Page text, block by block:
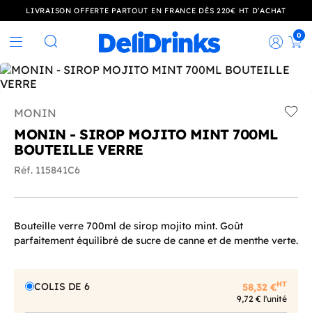
LIVRAISON OFFERTE PARTOUT EN FRANCE DÈS 220€ HT D’ACHAT
Rechercher
0
MONIN
MONIN - SIROP MOJITO MINT 700ML
BOUTEILLE VERRE
Réf. 115841C6
Bouteille verre 700ml de sirop mojito mint. Goût
parfaitement équilibré de sucre de canne et de menthe verte.
COLIS DE 6 58,32 €HT
9,72 € l'unité